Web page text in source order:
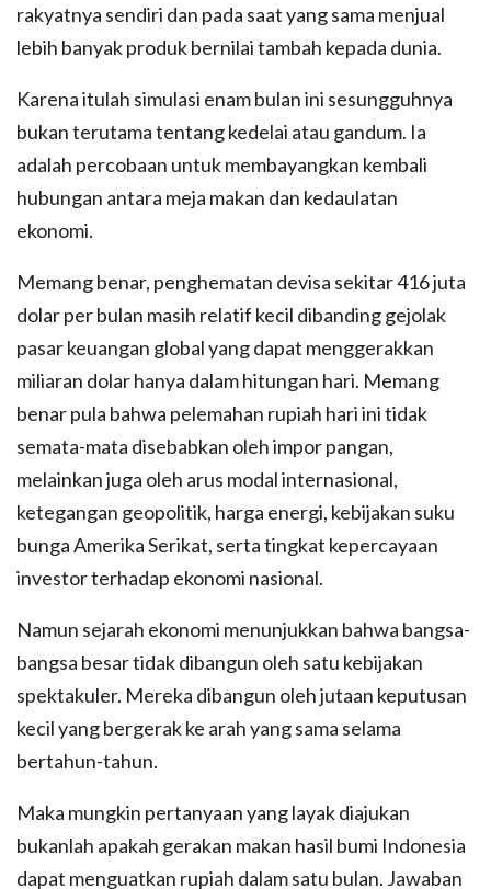
rakyatnya sendiri dan pada saat yang sama menjual
lebih banyak produk bernilai tambah kepada dunia.
Karena itulah simulasi enam bulan ini sesungguhnya
bukan terutama tentang kedelai atau gandum. Ia
adalah percobaan untuk membayangkan kembali
hubungan antara meja makan dan kedaulatan
ekonomi.
Memang benar, penghematan devisa sekitar 416 juta
dolar per bulan masih relatif kecil dibanding gejolak
pasar keuangan global yang dapat menggerakkan
miliaran dolar hanya dalam hitungan hari. Memang
benar pula bahwa pelemahan rupiah hari ini tidak
semata-mata disebabkan oleh impor pangan,
melainkan juga oleh arus modal internasional,
ketegangan geopolitik, harga energi, kebijakan suku
bunga Amerika Serikat, serta tingkat kepercayaan
investor terhadap ekonomi nasional.
Namun sejarah ekonomi menunjukkan bahwa bangsa-
bangsa besar tidak dibangun oleh satu kebijakan
spektakuler. Mereka dibangun oleh jutaan keputusan
kecil yang bergerak ke arah yang sama selama
bertahun-tahun.
Maka mungkin pertanyaan yang layak diajukan
bukanlah apakah gerakan makan hasil bumi Indonesia
dapat menguatkan rupiah dalam satu bulan. Jawaban